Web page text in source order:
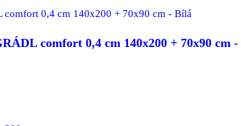
comfort 0,4 cm 140x200 + 70x90 cm